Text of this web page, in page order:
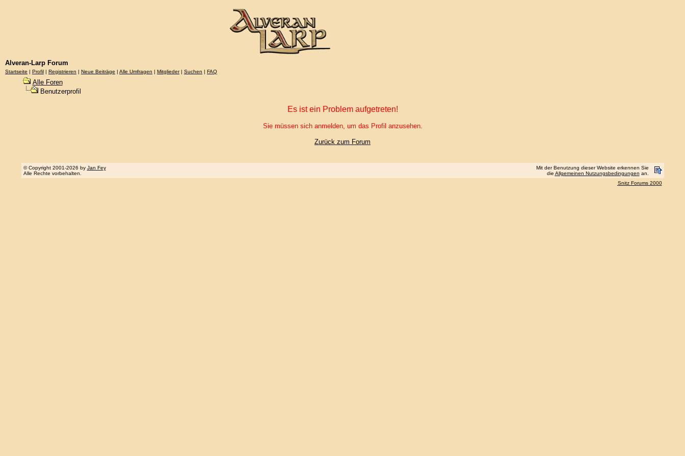
Alveran-Larp Forum
Startseite | Profil | Registrieren | Neue Beiträge | Alle Umfragen | Mitglieder| Suchen | FAQ
Alle Foren
Benutzerprofil
Es ist ein Problem aufgetreten!
Sie müssen sich anmelden, um das Profil anzusehen.
Zurück zum Forum
© Copyright 2001-2026 by Jan Fey
Alle Rechte vorbehalten.
Mit der Benutzung dieser Website erkennen Sie
die Allgemeinen Nutzungsbedingungen an.
Snitz Forums 2000